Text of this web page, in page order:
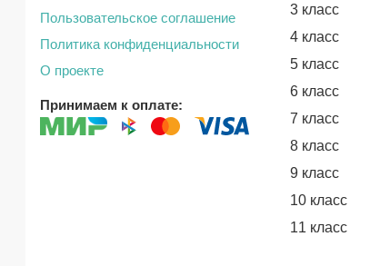
Пользовательское соглашение
Политика конфиденциальности
О проекте
Принимаем к оплате:
3 класс
4 класс
5 класс
6 класс
7 класс
8 класс
9 класс
10 класс
11 класс